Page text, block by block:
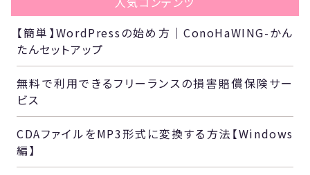
【簡単】WordPressの始め方｜ConoHaWING-かん
たんセットアップ
無料で利用できるフリーランスの損害賠償保険サー
ビス
CDAファイルをMP3形式に変換する方法【Windows
編】